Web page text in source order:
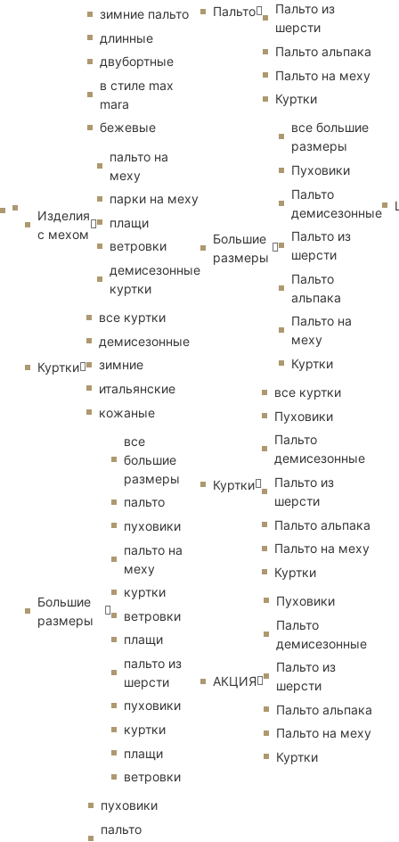
зимние пальто
длинные
двубортные
в стиле max
mara
бежевые
Изделия
с мехом
пальто на
меху
парки на меху
плащи
ветровки
демисезонные
куртки
Куртки
все куртки
демисезонные
зимние
итальянские
кожаные
Большие
размеры
все
большие
размеры
пальто
пуховики
пальто на
меху
куртки
ветровки
плащи
пальто из
шерсти
пуховики
куртки
плащи
ветровки
пуховики
пальто
Пальто
Пальто из
шерсти
Пальто альпака
Пальто на меху
Куртки
Большие
размеры
все большие
размеры
Пуховики
Пальто
демисезонные
Пальто из
шерсти
Пальто
альпака
Пальто на
меху
Куртки
Куртки
все куртки
Пуховики
Пальто
демисезонные
Пальто из
шерсти
Пальто альпака
Пальто на меху
Куртки
АКЦИЯ
Пуховики
Пальто
демисезонные
Пальто из
шерсти
Пальто альпака
Пальто на меху
Куртки